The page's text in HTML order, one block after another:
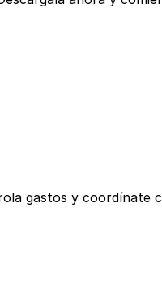
gastos y coordínate